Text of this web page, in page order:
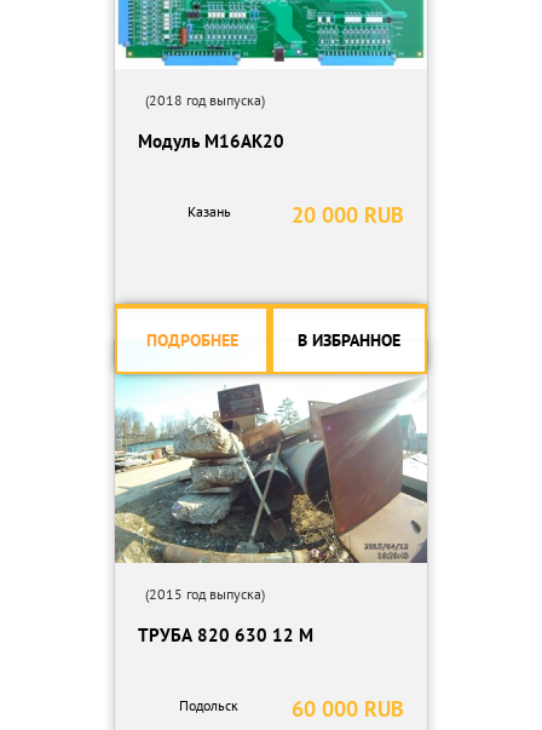
(2018 год выпуска)
Модуль М16АК20
20 000 RUB
Казань
ПОДРОБНЕЕ В ИЗБРАННОЕ
(2015 год выпуска)
ТРУБА 820 630 12 М
60 000 RUB
Подольск